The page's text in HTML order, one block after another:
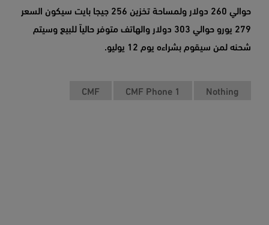
حوالي 260 دولار ولمساحة تخزين 256 جيجا بايت سيكون السعر
279 يورو حوالي 303 دولار والهاتف متوفر حالياً للبيع وسيتم
شحنه لمن سيقوم بشراءه يوم 12 يوليو.
Nothing
CMF Phone 1
CMF